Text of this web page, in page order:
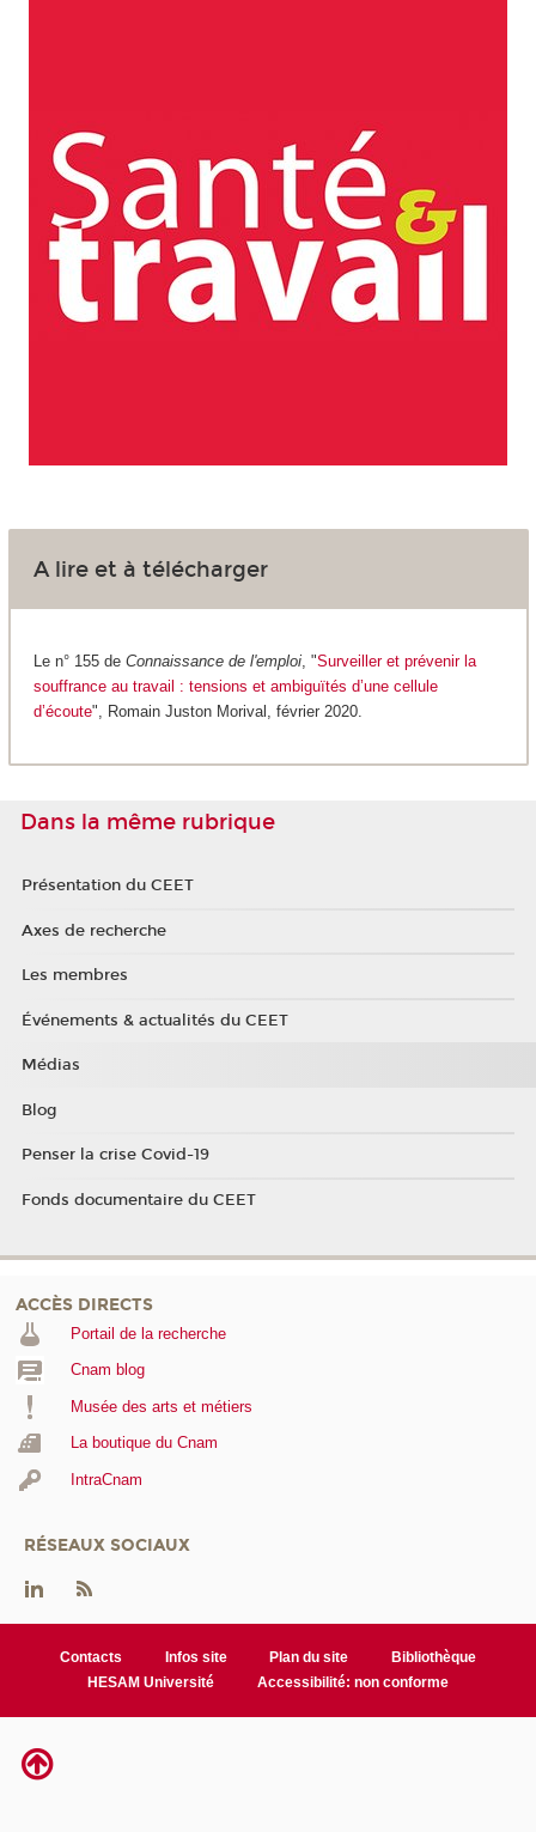
A lire et à télécharger
Le n° 155 de Connaissance de l'emploi, "Surveiller et prévenir la
souffrance au travail : tensions et ambiguïtés d’une cellule
d’écoute", Romain Juston Morival, février 2020.
Dans la même rubrique
Présentation du CEET
Axes de recherche
Les membres
Événements & actualités du CEET
Médias
Blog
Penser la crise Covid-19
Fonds documentaire du CEET
ACCÈS DIRECTS
Portail de la recherche
Cnam blog
Musée des arts et métiers
La boutique du Cnam
IntraCnam
RÉSEAUX SOCIAUX
Contacts Infos site Plan du site
Bibliothèque
HESAM Université
Accessibilité: non conforme